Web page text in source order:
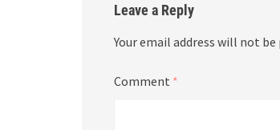
Leave a Reply
Your email address will not be
Comment *